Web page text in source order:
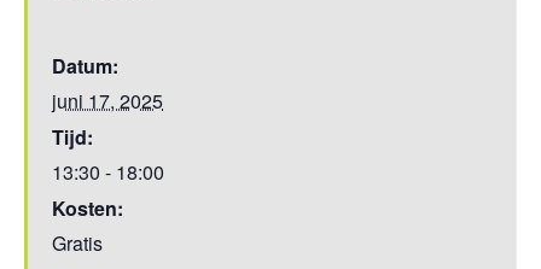
Datum:
juni 17, 2025
Tijd:
13:30 - 18:00
Kosten:
Gratis